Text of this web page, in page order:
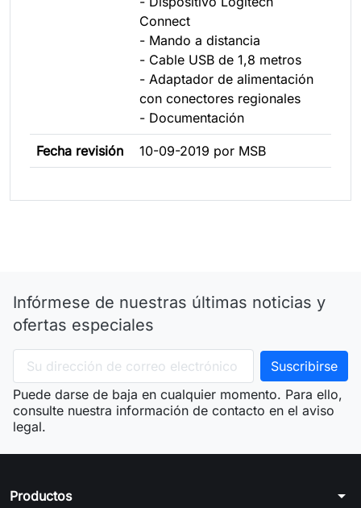
Connect
- Mando a distancia
- Cable USB de 1,8 metros
- Adaptador de alimentación
con conectores regionales
- Documentación
Fecha revisión 10-09-2019 por MSB
Infórmese de nuestras últimas noticias y
ofertas especiales
Puede darse de baja en cualquier momento. Para ello,
consulte nuestra información de contacto en el aviso
legal.
Productos arrow_drop_down